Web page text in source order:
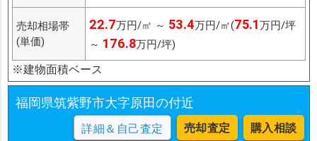
売却相場帯
(単価)
22.7万円/㎡ ～ 53.4万円/㎡(75.1万円/坪
～ 176.8万円/坪)
※建物面積ベース
福岡県筑紫野市大字原田の付近
詳細＆自己査定 売却査定 購入相談